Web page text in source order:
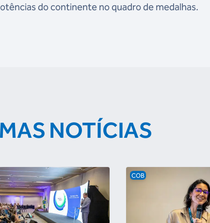
do continente no quadro de medalhas.
NOTÍCIAS
COB